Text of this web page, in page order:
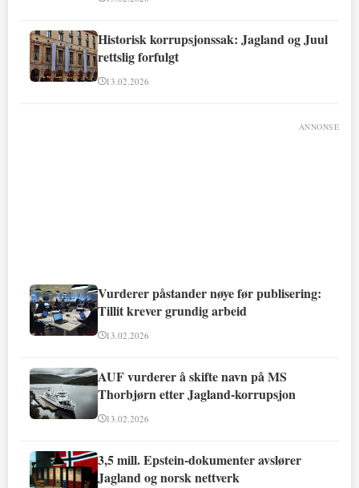
Historisk korrupsjonssak: Jagland og Juul
rettslig forfulgt
13.02.2026
ANNONSE
Vurderer påstander nøye før publisering:
Tillit krever grundig arbeid
13.02.2026
AUF vurderer å skifte navn på MS
Thorbjørn etter Jagland-korrupsjon
13.02.2026
3,5 mill. Epstein-dokumenter avslører
Jagland og norsk nettverk